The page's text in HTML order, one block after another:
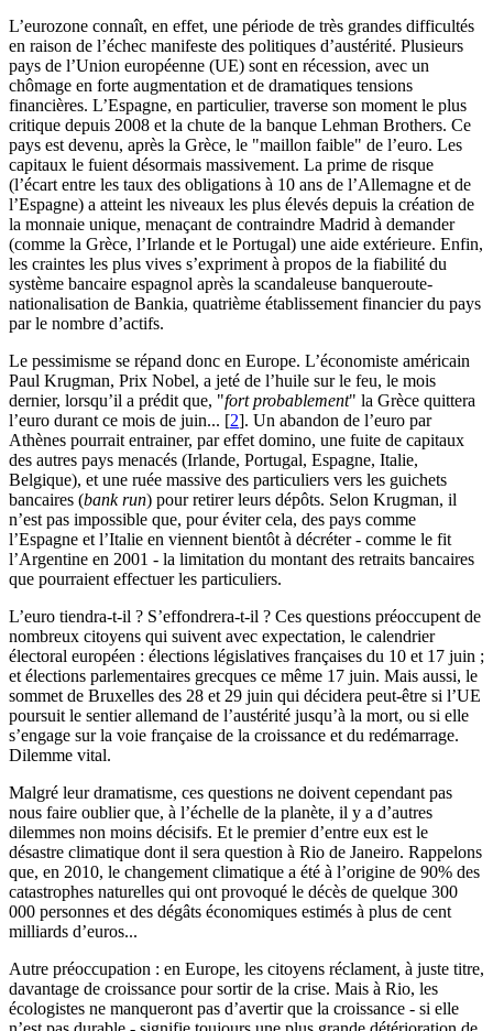
L’eurozone connaît, en effet, une période de très grandes difficultés
en raison de l’échec manifeste des politiques d’austérité. Plusieurs
pays de l’Union européenne (UE) sont en récession, avec un
chômage en forte augmentation et de dramatiques tensions
financières. L’Espagne, en particulier, traverse son moment le plus
critique depuis 2008 et la chute de la banque Lehman Brothers. Ce
pays est devenu, après la Grèce, le "maillon faible" de l’euro. Les
capitaux le fuient désormais massivement. La prime de risque
(l’écart entre les taux des obligations à 10 ans de l’Allemagne et de
l’Espagne) a atteint les niveaux les plus élevés depuis la création de
la monnaie unique, menaçant de contraindre Madrid à demander
(comme la Grèce, l’Irlande et le Portugal) une aide extérieure. Enfin,
les craintes les plus vives s’expriment à propos de la fiabilité du
système bancaire espagnol après la scandaleuse banqueroute-
nationalisation de Bankia, quatrième établissement financier du pays
par le nombre d’actifs.
Le pessimisme se répand donc en Europe. L’économiste américain
Paul Krugman, Prix Nobel, a jeté de l’huile sur le feu, le mois
dernier, lorsqu’il a prédit que, "fort probablement" la Grèce quittera
l’euro durant ce mois de juin... [2]. Un abandon de l’euro par
Athènes pourrait entrainer, par effet domino, une fuite de capitaux
des autres pays menacés (Irlande, Portugal, Espagne, Italie,
Belgique), et une ruée massive des particuliers vers les guichets
bancaires (bank run) pour retirer leurs dépôts. Selon Krugman, il
n’est pas impossible que, pour éviter cela, des pays comme
l’Espagne et l’Italie en viennent bientôt à décréter - comme le fit
l’Argentine en 2001 - la limitation du montant des retraits bancaires
que pourraient effectuer les particuliers.
L’euro tiendra-t-il ? S’effondrera-t-il ? Ces questions préoccupent de
nombreux citoyens qui suivent avec expectation, le calendrier
électoral européen : élections législatives françaises du 10 et 17 juin ;
et élections parlementaires grecques ce même 17 juin. Mais aussi, le
sommet de Bruxelles des 28 et 29 juin qui décidera peut-être si l’UE
poursuit le sentier allemand de l’austérité jusqu’à la mort, ou si elle
s’engage sur la voie française de la croissance et du redémarrage.
Dilemme vital.
Malgré leur dramatisme, ces questions ne doivent cependant pas
nous faire oublier que, à l’échelle de la planète, il y a d’autres
dilemmes non moins décisifs. Et le premier d’entre eux est le
désastre climatique dont il sera question à Rio de Janeiro. Rappelons
que, en 2010, le changement climatique a été à l’origine de 90% des
catastrophes naturelles qui ont provoqué le décès de quelque 300
000 personnes et des dégâts économiques estimés à plus de cent
milliards d’euros...
Autre préoccupation : en Europe, les citoyens réclament, à juste titre,
davantage de croissance pour sortir de la crise. Mais à Rio, les
écologistes ne manqueront pas d’avertir que la croissance - si elle